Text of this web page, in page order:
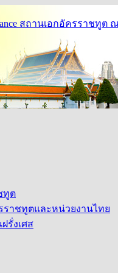
สถานเอกอัครราชทูต
ทูต
ราชทูตและหน่วยงานไทย
รั่งเศส